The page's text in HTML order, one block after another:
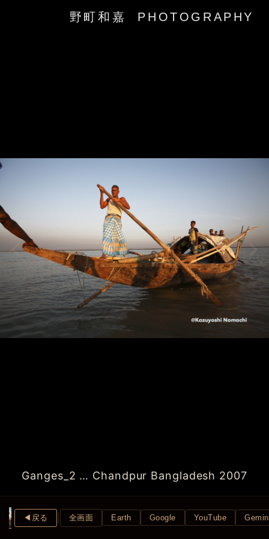
野町和嘉 PHOTOGRAPHY
‹
Ganges_2 … Chandpur Bangladesh 2007
›
◀︎戻る 全画面 Earth Google YouTube